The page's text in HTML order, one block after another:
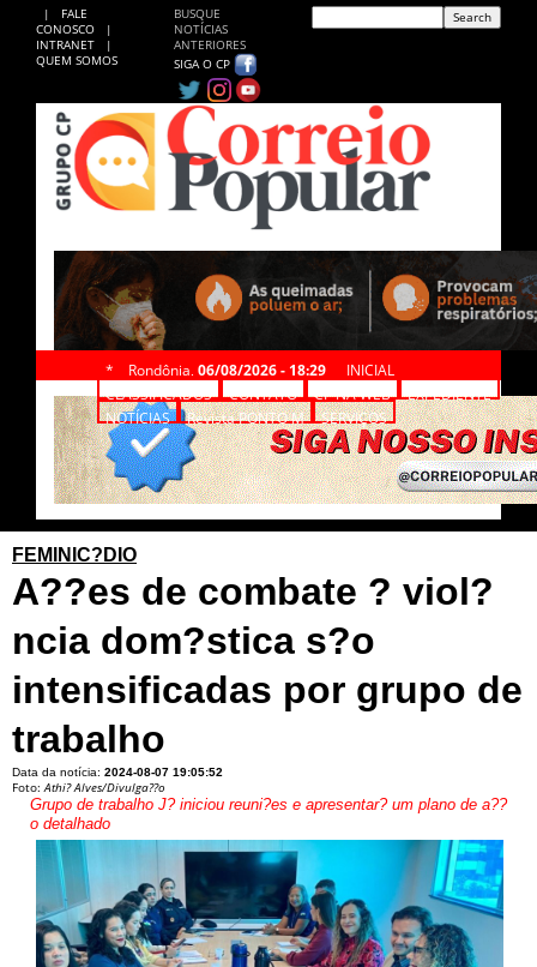
|
FALE
CONOSCO
|
INTRANET
|
QUEM SOMOS
BUSQUE
NOTÍCIAS
ANTERIORES
SIGA O CP
* Rondônia, 06/08/2026 - 18:29
INICIAL
CLASSIFICADOS
CONTATO CP NA WEB
EXPEDIENTE
NOTÍCIAS
Revista PONTO M SERVIÇOS
FEMINIC?DIO
A??es de combate ? viol?
ncia dom?stica s?o
intensificadas por grupo de
trabalho
Data da notícia: 2024-08-07 19:05:52
Foto:Athi? Alves/Divulga??o
Grupo de trabalho J? iniciou reuni?es e apresentar? um plano de a??
o detalhado